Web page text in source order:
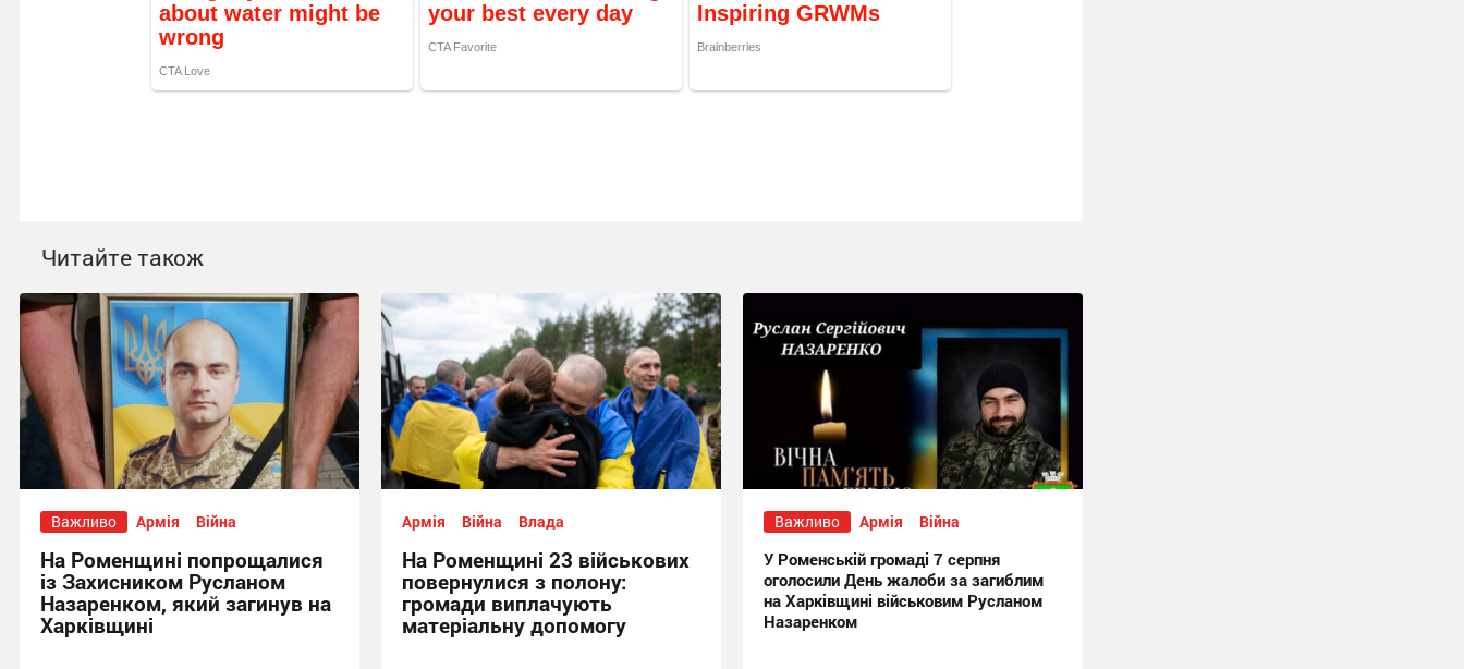
Читайте також
Важливо Армія Війна
На Роменщині попрощалися
із Захисником Русланом
Назаренком, який загинув на
Харківщині
Армія Війна Влада
На Роменщині 23 військових
повернулися з полону:
громади виплачують
матеріальну допомогу
Важливо Армія Війна
У Роменській громаді 7 серпня
оголосили День жалоби за загиблим
на Харківщині військовим Русланом
Назаренком